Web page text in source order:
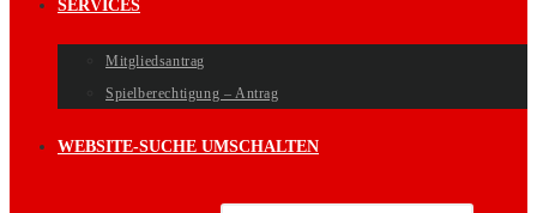
SERVICES
Mitgliedsantrag
Spielberechtigung – Antrag
WEBSITE-SUCHE UMSCHALTEN